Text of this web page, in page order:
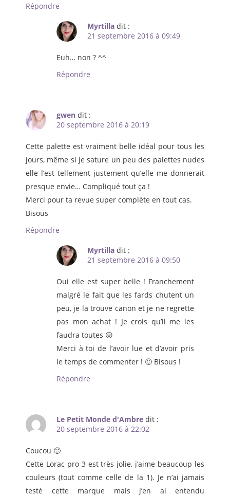
Répondre
Myrtilla dit :
21 septembre 2016 à 09:49
Euh… non ? ^^
Répondre
gwen dit :
20 septembre 2016 à 20:19
Cette palette est vraiment belle idéal pour tous les
jours, même si je sature un peu des palettes nudes
elle l’est tellement justement qu’elle me donnerait
presque envie… Compliqué tout ça !
Merci pour ta revue super complète en tout cas.
Bisous
Répondre
Myrtilla dit :
21 septembre 2016 à 09:50
Oui elle est super belle ! Franchement
malgré le fait que les fards chutent un
peu, je la trouve canon et je ne regrette
pas mon achat ! Je crois qu’il me les
faudra toutes 😛
Merci à toi de l’avoir lue et d’avoir pris
le temps de commenter ! 🙂 Bisous !
Répondre
Le Petit Monde d'Ambre dit :
20 septembre 2016 à 22:02
Coucou 🙂
Cette Lorac pro 3 est très jolie, j’aime beaucoup les
couleurs (tout comme celle de la 1). Je n’ai jamais
testé cette marque mais j’en ai entendu